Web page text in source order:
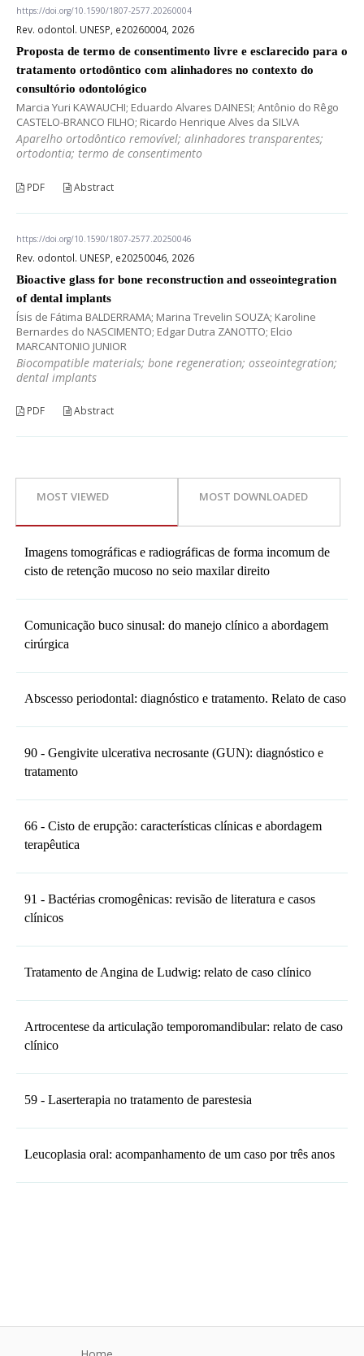
https://doi.org/10.1590/1807-2577.20260004
Rev. odontol. UNESP, e20260004, 2026
Proposta de termo de consentimento livre e esclarecido para o
tratamento ortodôntico com alinhadores no contexto do
consultório odontológico
Marcia Yuri KAWAUCHI; Eduardo Alvares DAINESI; Antônio do Rêgo
CASTELO-BRANCO FILHO; Ricardo Henrique Alves da SILVA
Aparelho ortodôntico removível; alinhadores transparentes;
ortodontia; termo de consentimento
PDF Abstract
https://doi.org/10.1590/1807-2577.20250046
Rev. odontol. UNESP, e20250046, 2026
Bioactive glass for bone reconstruction and osseointegration
of dental implants
Ísis de Fátima BALDERRAMA; Marina Trevelin SOUZA; Karoline
Bernardes do NASCIMENTO; Edgar Dutra ZANOTTO; Elcio
MARCANTONIO JUNIOR
Biocompatible materials; bone regeneration; osseointegration;
dental implants
PDF Abstract
MOST VIEWED MOST DOWNLOADED
Imagens tomográficas e radiográficas de forma incomum de
cisto de retenção mucoso no seio maxilar direito
Comunicação buco sinusal: do manejo clínico a abordagem
cirúrgica
Abscesso periodontal: diagnóstico e tratamento. Relato de caso
90 - Gengivite ulcerativa necrosante (GUN): diagnóstico e
tratamento
66 - Cisto de erupção: características clínicas e abordagem
terapêutica
91 - Bactérias cromogênicas: revisão de literatura e casos
clínicos
Tratamento de Angina de Ludwig: relato de caso clínico
Artrocentese da articulação temporomandibular: relato de caso
clínico
59 - Laserterapia no tratamento de parestesia
Leucoplasia oral: acompanhamento de um caso por três anos